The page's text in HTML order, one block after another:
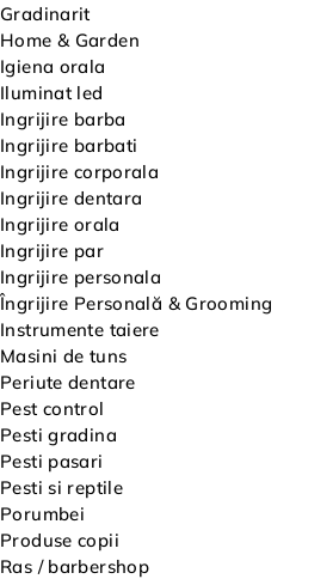
Gradinarit
Home & Garden
Igiena orala
Iluminat led
Ingrijire barba
Ingrijire barbati
Ingrijire corporala
Ingrijire dentara
Ingrijire orala
Ingrijire par
Ingrijire personala
Îngrijire Personală & Grooming
Instrumente taiere
Masini de tuns
Periute dentare
Pest control
Pesti gradina
Pesti pasari
Pesti si reptile
Porumbei
Produse copii
Ras / barbershop